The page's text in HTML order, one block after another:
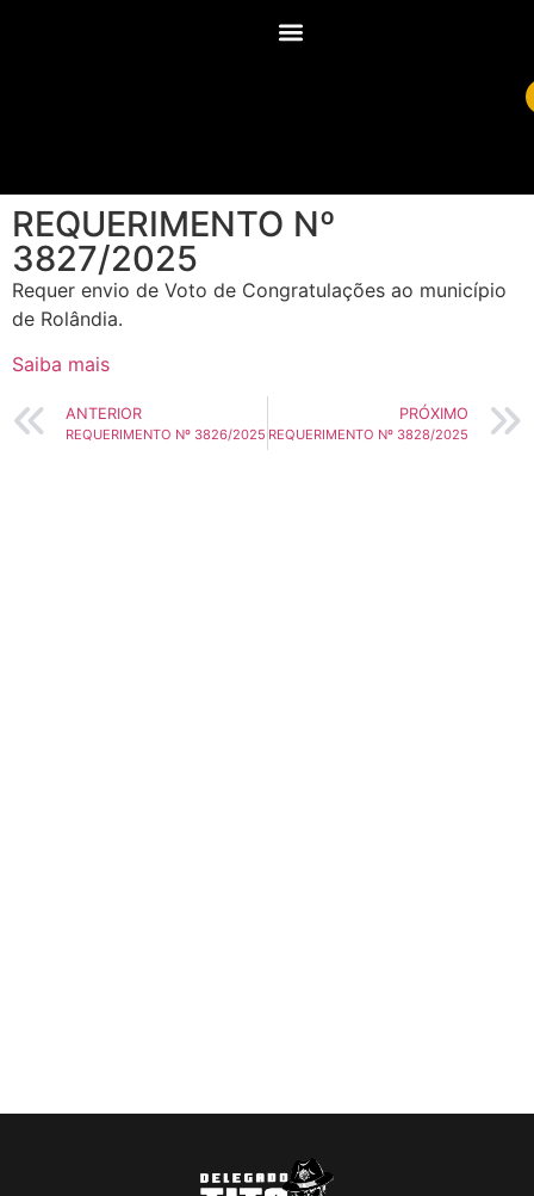
REQUERIMENTO Nº
3827/2025
Requer envio de Voto de Congratulações ao município
de Rolândia.
Saiba mais
ANTERIOR
REQUERIMENTO Nº 3826/2025
PRÓXIMO
REQUERIMENTO Nº 3828/2025